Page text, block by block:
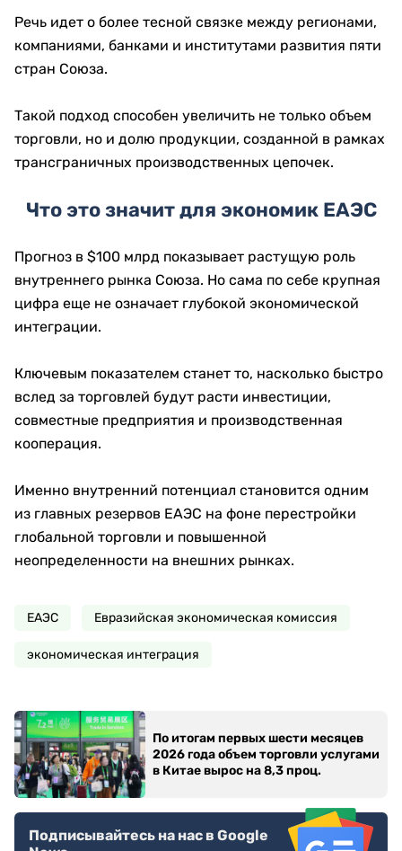
Речь идет о более тесной связке между регионами,
компаниями, банками и институтами развития пяти
стран Союза.
Такой подход способен увеличить не только объем
торговли, но и долю продукции, созданной в рамках
трансграничных производственных цепочек.
Что это значит для экономик ЕАЭС
Прогноз в $100 млрд показывает растущую роль
внутреннего рынка Союза. Но сама по себе крупная
цифра еще не означает глубокой экономической
интеграции.
Ключевым показателем станет то, насколько быстро
вслед за торговлей будут расти инвестиции,
совместные предприятия и производственная
кооперация.
Именно внутренний потенциал становится одним
из главных резервов ЕАЭС на фоне перестройки
глобальной торговли и повышенной
неопределенности на внешних рынках.
ЕАЭС Евразийская экономическая комиссия
экономическая интеграция
По итогам первых шести месяцев
2026 года объем торговли услугами
в Китае вырос на 8,3 проц.
Подписывайтесь на нас в Google